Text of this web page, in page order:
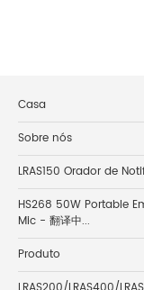
Casa
Sobre nós
LRAS150 Orador de
HS268 50W Portable
Mic - 翻译中...
Produto